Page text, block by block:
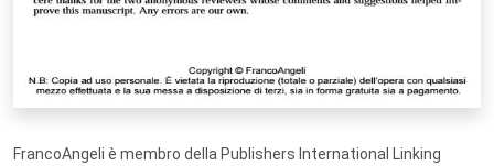
FrancoAngeli è membro della Publishers International Linking